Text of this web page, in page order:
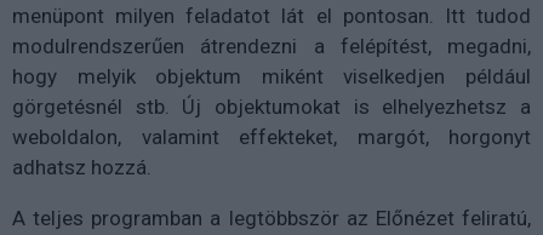
menüpont milyen feladatot lát el pontosan. Itt tudod
modulrendszerűen átrendezni a felépítést, megadni,
hogy melyik objektum miként viselkedjen például
görgetésnél stb. Új objektumokat is elhelyezhetsz a
weboldalon, valamint effekteket, margót, horgonyt
adhatsz hozzá.
A teljes programban a legtöbbször az Előnézet feliratú,